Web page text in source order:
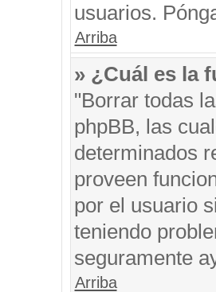
usuarios.
Arriba
» ¿Cuál es la
"Borrar todas
phpBB, las
determinados
proveen
por el usuario
teniendo
seguramente
Arriba